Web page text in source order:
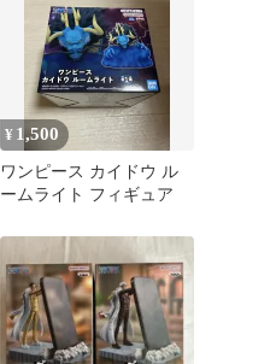
¥ 1,500
ワンピース カイドウ ル
ームライト フィギュア